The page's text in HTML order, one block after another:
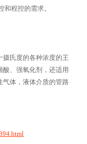
程控的需求。
摄氏度的各种浓度的王
酸、强氧化剂，还适用
气体，液体介质的管路